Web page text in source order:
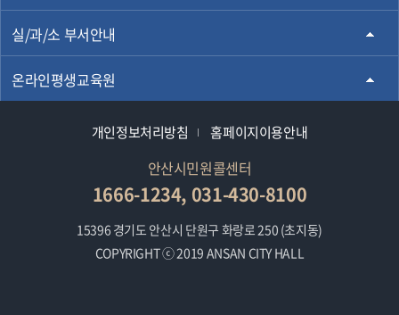
실/과/소 부서안내
온라인평생교육원
개인정보처리방침 홈페이지이용안내
안산시민원콜센터
1666-1234, 031-430-8100
15396 경기도 안산시 단원구 화랑로 250 (초지동)
COPYRIGHT ⓒ 2019 ANSAN CITY HALL